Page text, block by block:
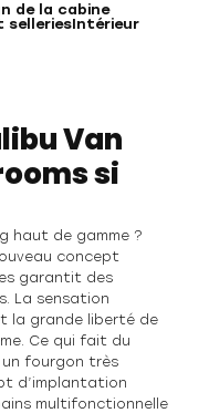
de la cabine
selleriesIntérieur
Van
si
haut de gamme ?
concept
garantit des
La sensation
la grande liberté de
Ce qui fait du
un fourgon très
d’implantation
multifonctionnelle